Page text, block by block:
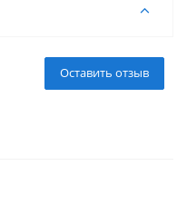
Оставить отзыв